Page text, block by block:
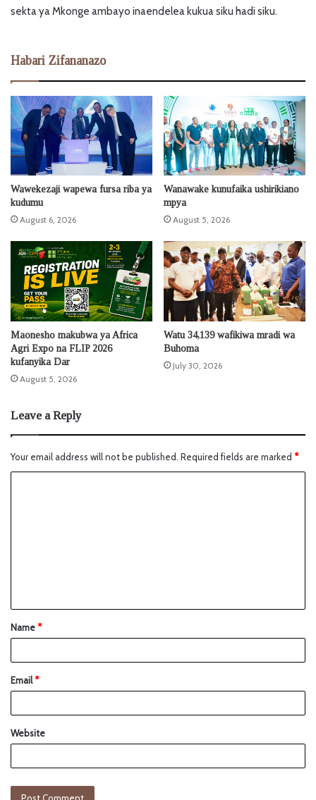
sekta ya Mkonge ambayo inaendelea kukua siku hadi siku.
Habari Zifananazo
Wawekezaji wapewa fursa riba ya
kudumu
August 6, 2026
Wanawake kunufaika ushirikiano
mpya
August 5, 2026
Maonesho makubwa ya Africa
Agri Expo na FLIP 2026
kufanyika Dar
August 5, 2026
Watu 34,139 wafikiwa mradi wa
Buhoma
July 30, 2026
Leave a Reply
Your email address will not be published. Required fields are marked *
Name*
Email*
Website